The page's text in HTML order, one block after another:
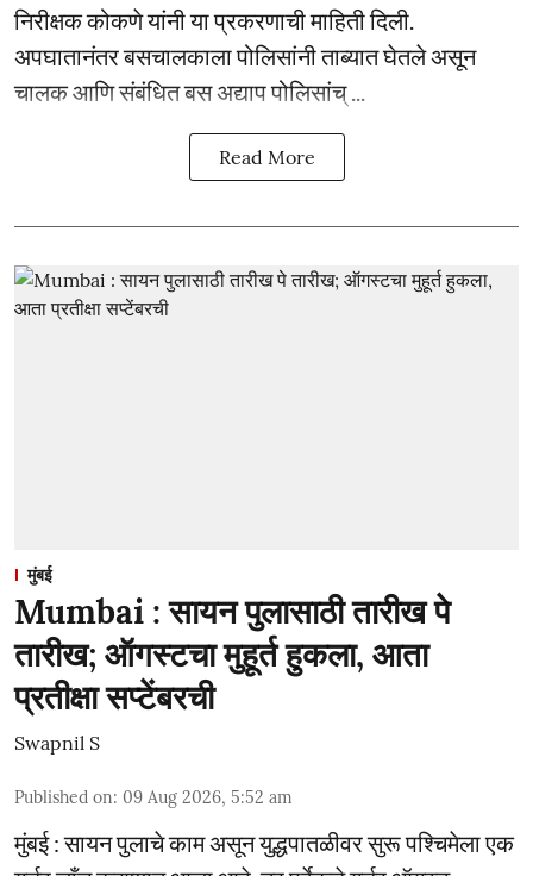
निरीक्षक कोकणे यांनी या प्रकरणाची माहिती दिली.
अपघातानंतर बसचालकाला पोलिसांनी ताब्यात घेतले असून
चालक आणि संबंधित बस अद्याप पोलिसांच् ...
Read More
मुंबई
Mumbai : सायन पुलासाठी तारीख पे
तारीख; ऑगस्टचा मुहूर्त हुकला, आता
प्रतीक्षा सप्टेंबरची
Swapnil S
Published on: 09 Aug 2026, 5:52 am
मुंबई : सायन पुलाचे काम असून युद्धपातळीवर सुरू पश्चिमेला एक